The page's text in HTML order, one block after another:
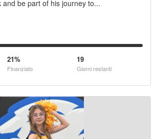
and be part of his journey to...
21%
Finanziato
19
Giorni restanti